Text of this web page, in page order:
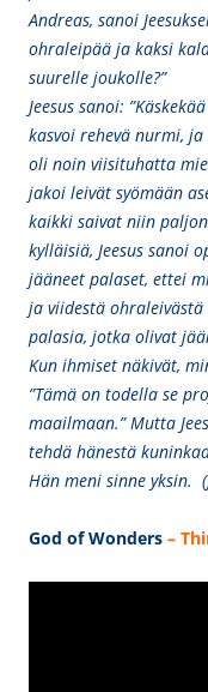
Andreas, sanoi
ohraleipää ja kaksi
suurelle joukolle?”
Jeesus sanoi:
kasvoi rehevä nurmi,
oli noin viisituhatta
jakoi leivät syömään
kaikki saivat niin
kylläisiä, Jeesus sanoi
jääneet palaset, ettei
ja viidestä
palasia, jotka olivat
Kun ihmiset näkivät,
”Tämä on todella se
maailmaan.” Mutta
tehdä hänestä
Hän meni sinne yksin.
God of Wonders –